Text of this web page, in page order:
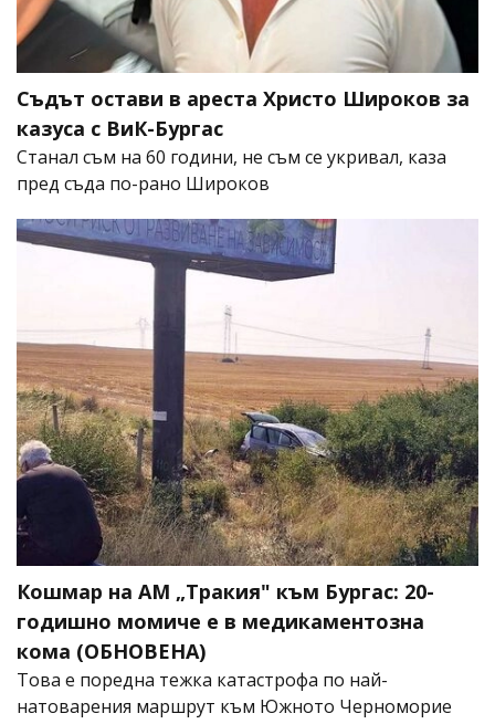
Съдът остави в ареста Христо Широков за
казуса с ВиК-Бургас
Станал съм на 60 години, не съм се укривал, каза
пред съда по-рано Широков
Кошмар на АМ „Тракия" към Бургас: 20-
годишно момиче е в медикаментозна
кома (ОБНОВЕНА)
Това е поредна тежка катастрофа по най-
натоварения маршрут към Южното Черноморие